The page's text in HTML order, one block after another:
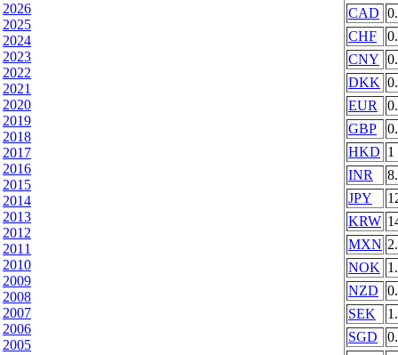
2026
2025
2024
2023
2022
2021
2020
2019
2018
2017
2016
2015
2014
2013
2012
2011
2010
2009
2008
2007
2006
2005
CAD
CHF
CNY
DKK
EUR
GBP
HKD 1
INR
JPY
KRW
MXN
NOK
NZD
SEK
SGD